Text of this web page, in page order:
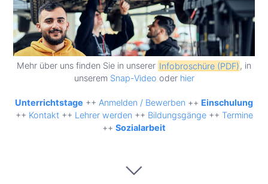
Mehr über uns finden Sie in unserer Infobroschüre (PDF) , in
unserem Snap-Video oder hier
Unterrichtstage ++ Anmelden / Bewerben ++ Einschulung
++ Kontakt++ Lehrer werden++ Bildungsgänge++ Termine
++ Sozialarbeit